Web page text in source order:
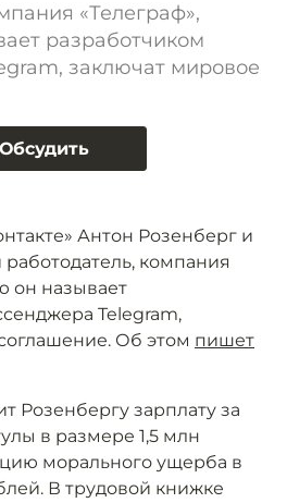
«Телеграф»,
разработчиком
заключат мировое
Обсудить
Антон Розенберг и
компания
он называет
Telegram,
Об этом пишет
Розенбергу зарплату за
в размере 1,5 млн
морального ущерба в
В трудовой книжке